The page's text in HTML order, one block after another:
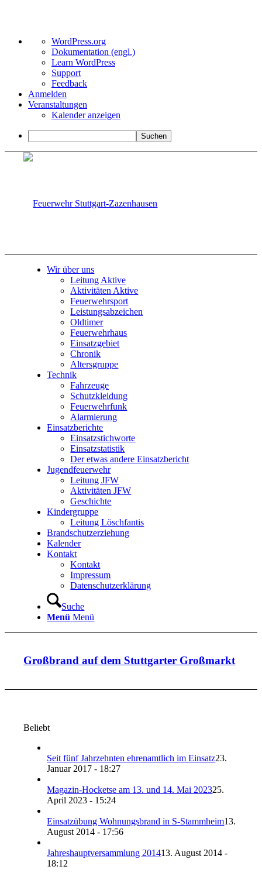
Über
WordPress
WordPress.org
Dokumentation (engl.)
Learn WordPress
Support
Feedback
Anmelden
Veranstaltungen
Kalender anzeigen
Suchen
Wir über uns
Leitung Aktive
Aktivitäten Aktive
Feuerwehrsport
Leistungsabzeichen
Oldtimer
Feuerwehrhaus
Einsatzgebiet
Chronik
Altersgruppe
Technik
Fahrzeuge
Schutzkleidung
Feuerwehrfunk
Alarmierung
Einsatzberichte
Einsatzstichworte
Einsatzstatistik
Der etwas andere Einsatzbericht
Jugendfeuerwehr
Leitung JFW
Aktivitäten JFW
Geschichte
Kindergruppe
Leitung Löschfantis
Brandschutzerziehung
Kalender
Kontakt
Kontakt
Impressum
Datenschutzerklärung
Suche
Menü Menü
Großbrand auf dem Stuttgarter Großmarkt
Beliebt
Seit fünf Jahrzehnten ehrenamtlich im Einsatz23.
Januar 2017 - 18:27
Magazin-Hocketse am 13. und 14. Mai 202325.
April 2023 - 15:24
Einsatzübung Wohnungsbrand in S-Stammheim13.
August 2014 - 17:56
Jahreshauptversammlung 201413. August 2014 -
18:12